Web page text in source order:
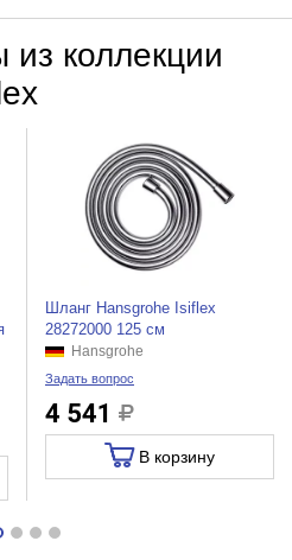
из коллекции
Шланг Hansgrohe Isiflex
28272000 125 см
Hansgrohe
Задать вопрос
4 541
В корзину